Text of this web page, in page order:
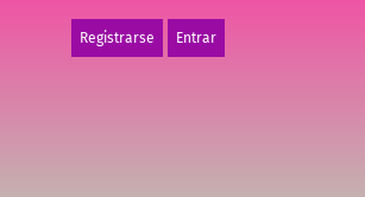
Registrarse Entrar